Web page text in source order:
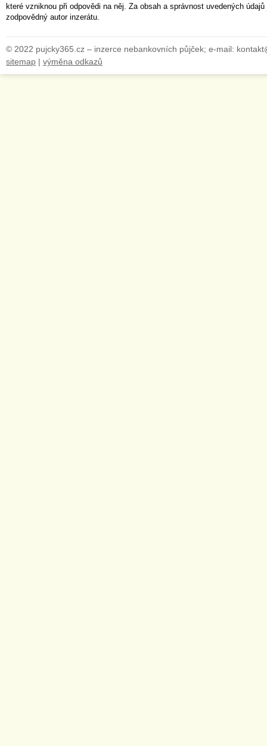
které vzniknou při odpovědi na něj. Za obsah a správnost uvedených
zodpovědný autor inzerátu.
© 2022 pujcky365.cz – inzerce nebankovních půjček; e-mail:
sitemap | výměna odkazů